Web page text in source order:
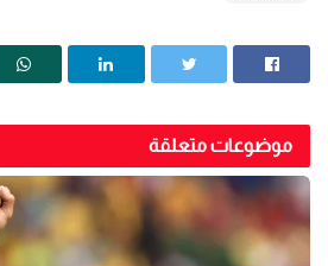
موضوعات متعلقة